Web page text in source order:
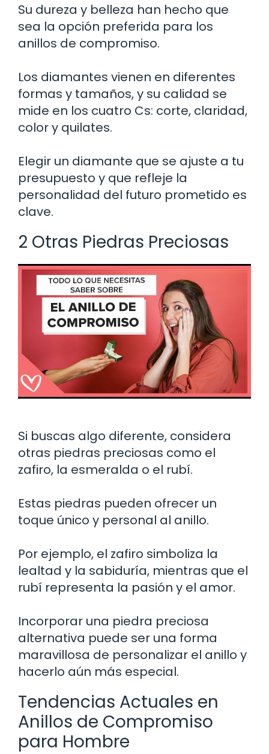
Su dureza y belleza han hecho que
sea la opción preferida para los
anillos de compromiso.
Los diamantes vienen en diferentes
formas y tamaños, y su calidad se
mide en los cuatro Cs: corte, claridad,
color y quilates.
Elegir un diamante que se ajuste a tu
presupuesto y que refleje la
personalidad del futuro prometido es
clave.
2 Otras Piedras Preciosas
Si buscas algo diferente, considera
otras piedras preciosas como el
zafiro, la esmeralda o el rubí.
Estas piedras pueden ofrecer un
toque único y personal al anillo.
Por ejemplo, el zafiro simboliza la
lealtad y la sabiduría, mientras que el
rubí representa la pasión y el amor.
Incorporar una piedra preciosa
alternativa puede ser una forma
maravillosa de personalizar el anillo y
hacerlo aún más especial.
Tendencias Actuales en
Anillos de Compromiso
para Hombre